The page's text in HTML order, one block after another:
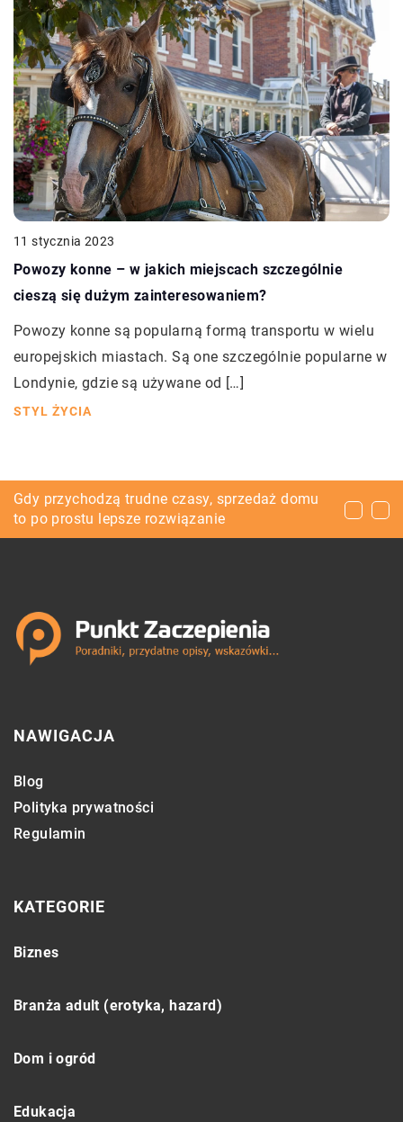
11 stycznia 2023
Powozy konne – w jakich miejscach szczególnie
cieszą się dużym zainteresowaniem?
Powozy konne są popularną formą transportu w wielu
europejskich miastach. Są one szczególnie popularne w
Londynie, gdzie są używane od […]
STYL ŻYCIA
Urodziny księżniczki – jak zorganizować
przyjęcie dla córki?
Gdy przychodzą trudne czasy, sprzedaż domu
to po prostu lepsze rozwiązanie
Kolorowe sukienki – powiew lata w cieplejsze
dni
NAWIGACJA
Blog
Polityka prywatności
Regulamin
KATEGORIE
Biznes
Branża adult (erotyka, hazard)
Dom i ogród
Edukacja